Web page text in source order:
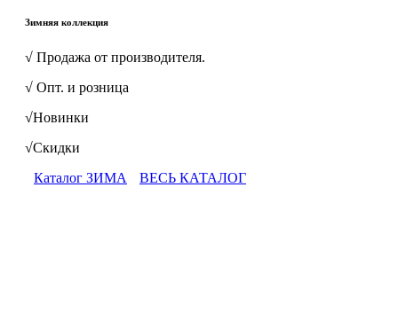
Зимняя коллекция
√ Продажа от производителя.
√ Опт. и розница
√Новинки
√Скидки
Каталог ЗИМА
ВЕСЬ КАТАЛОГ